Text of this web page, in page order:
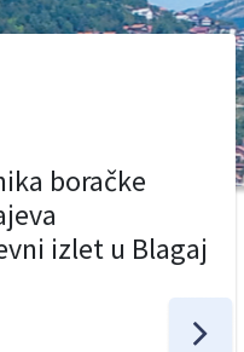
boračke
izlet u Blagaj